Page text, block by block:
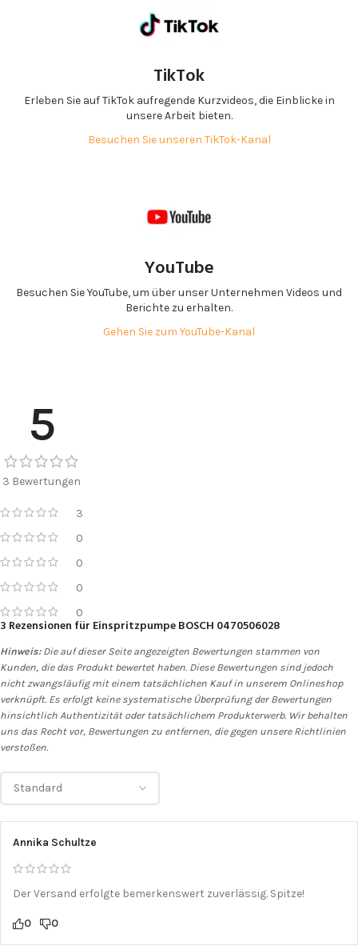
TikTok
Erleben Sie auf TikTok aufregende Kurzvideos, die Einblicke in
unsere Arbeit bieten.
Besuchen Sie unseren TikTok-Kanal
YouTube
Besuchen Sie YouTube, um über unser Unternehmen Videos und
Berichte zu erhalten.
Gehen Sie zum YouTube-Kanal
5
3 Bewertungen
3
0
0
0
0
3 Rezensionen für Einspritzpumpe BOSCH 0470506028
Hinweis:Die auf dieser Seite angezeigten Bewertungen stammen von
Kunden, die das Produkt bewertet haben. Diese Bewertungen sind jedoch
nicht zwangsläufig mit einem tatsächlichen Kauf in unserem Onlineshop
verknüpft. Es erfolgt keine systematische Überprüfung der Bewertungen
hinsichtlich Authentizität oder tatsächlichem Produkterwerb. Wir behalten
uns das Recht vor, Bewertungen zu entfernen, die gegen unsere Richtlinien
verstoßen.
Annika Schultze
Der Versand erfolgte bemerkenswert zuverlässig. Spitze!
0 0